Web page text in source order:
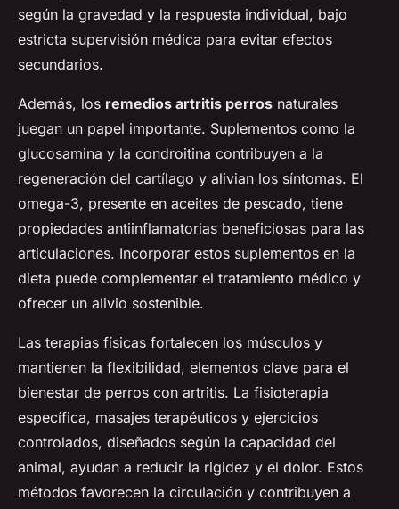
según la gravedad y la respuesta individual, bajo
estricta supervisión médica para evitar efectos
secundarios.
Además, los remedios artritis perros naturales
juegan un papel importante. Suplementos como la
glucosamina y la condroitina contribuyen a la
regeneración del cartílago y alivian los síntomas. El
omega-3, presente en aceites de pescado, tiene
propiedades antiinflamatorias beneficiosas para las
articulaciones. Incorporar estos suplementos en la
dieta puede complementar el tratamiento médico y
ofrecer un alivio sostenible.
Las terapias físicas fortalecen los músculos y
mantienen la flexibilidad, elementos clave para el
bienestar de perros con artritis. La fisioterapia
específica, masajes terapéuticos y ejercicios
controlados, diseñados según la capacidad del
animal, ayudan a reducir la rigidez y el dolor. Estos
métodos favorecen la circulación y contribuyen a